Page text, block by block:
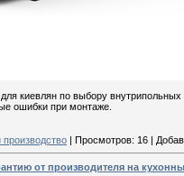
киевлян по выбору
ошибки при монтаже.
производство | Просмотров: 16 |
от производителя на